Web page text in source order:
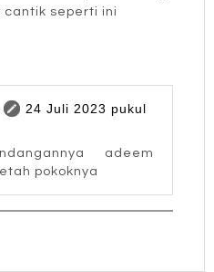
cantik seperti ini
24 Juli 2023 pukul
adeem
pokoknya